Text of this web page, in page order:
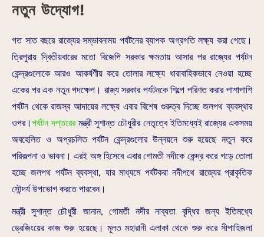
নতুন উদ্যোগ!
গত সাত বছরে রাজ্যের সম্ভাবনাময় পর্যটনের ব্যাপক অগ্রগতি লক্ষ্য করা গেছে।
ত্রিপুরায় দ্বিতীয়বারের মতো বিজেপি সরকার ক্ষমতায় আসার পর রাজ্যের পর্যটন
কেন্দ্রগুলোকে আরও আকর্ষণীয় করে তোলার লক্ষ্যে ধারাবাহিকভাবে নেওয়া হচ্ছে
একের পর এক নতুন পদক্ষেপ। রাজ্য সরকার পর্যটনকে শিল্পে পরিণত করার পাশাপাশি
পর্যটন থেকে রাজস্ব আদায়ের লক্ষ্যে এবার বিশেষ গুরুত্ব দিচ্ছে জলপথ ব্যবস্থার
ওপর।পর্যটন দপ্তরেরমন্ত্রী সুশান্ত চৌধুরীর নেতৃত্বে ইতিমধ্যেই রাজ্যের একসময়
অবহেলিত ও অপ্রচলিত পর্যটন কেন্দ্রগুলোর উন্নয়নে শুরু হয়েছে নতুন করে
পরিকল্পনা ও ভাবনা। এরই অঙ্গ হিসেবে এবার গোমতী নদীকে কেন্দ্র করে গড়ে তোলা
হচ্ছে জলপথ পর্যটন ব্যবস্থা, যার মাধ্যমে পর্যটকরা নদীপথে রাজ্যের প্রাকৃতিক
সৌন্দর্য উপভোগ করতে পারবেন।
মন্ত্রী সুশান্ত চৌধুরী জানান, গোমতী নদীর নাব্যতা বৃদ্ধির জন্য ইতিমধ্যে
ড্রেজিংয়ের কাজ শুরু হয়েছে। মূলত মহারানী এলাকা থেকে শুরু করে সীপাহিজলা